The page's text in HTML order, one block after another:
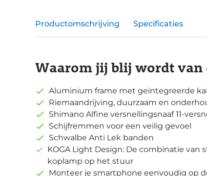
Productomschrijving Specificaties
Waarom jij blij wordt van
Aluminium frame met geïntegreerde
Riemaandrijving, duurzaam en
Shimano Alfine versnellingsnaaf 11-
Schijfremmen voor een veilig gevoel
Schwalbe Anti Lek banden
KOGA Light Design: De combinatie
koplamp op het stuur
Monteer je smartphone eenvoudig op